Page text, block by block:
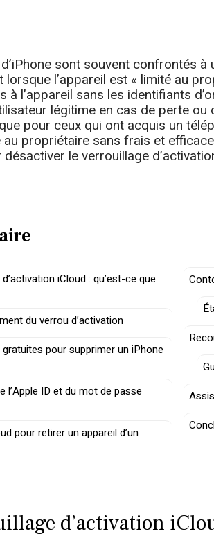
sont souvent confrontés
l’appareil est « limité au
à l’appareil sans les identifiants
légitime en cas de perte
pour ceux qui ont acquis un
au propriétaire sans frais et
le verrouillage
iCloud : qu’est-ce que
du verrou d’activation
pour supprimer un iPhone
l’Apple ID et du mot de passe
pour retirer un appareil d’un
d’activation